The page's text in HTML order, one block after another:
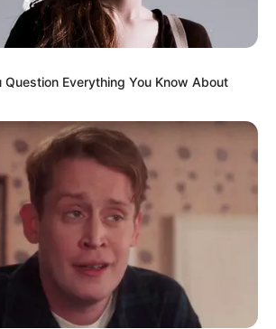
Question Everything You Know About